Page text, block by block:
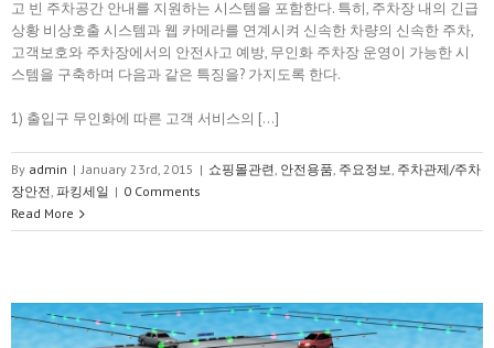
고 빈 주차공간 안내를 지원하는 시스템을 포함한다. 특히, 주차장 내의 긴급
상황 비상호출 시스템과 웹 카메라를 연계시켜 신속한 차량의 신속한 주차,
고객보호와 주차장에서의 안전사고 예방, 무인화 주차장 운영이 가능한 시
스템을 구축하며 다음과 같은 특징을? 가지도록 한다.
1) 출입구 무인화에 따른 고객 서비스의 […]
By admin | January 23rd, 2015 | 쇼핑몰관련 안전용품 주요정보 주차관제/주차
장안전 파킹세일 | 0 Comments
Read More